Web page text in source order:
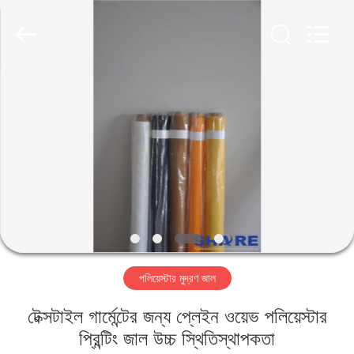
আমাদের
সম্বন্ধে
কারখানা
পলিয়েস্টার মুদ্রণ জাল
টেক্সটাইল গার্মেন্টের জন্য প্লেইন ওয়েভ পলিয়েস্টার
প্রিন্টিং জাল উচ্চ স্থিতিস্থাপকতা